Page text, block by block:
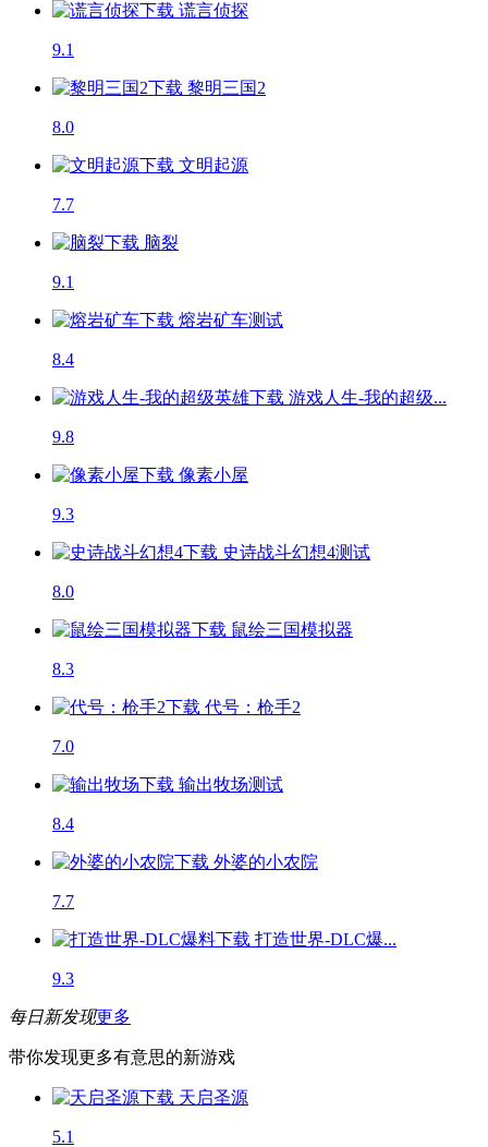
谎言侦探
9.1
黎明三国2
8.0
文明起源
7.7
脑裂
9.1
熔岩矿车测试
8.4
游戏人生-我的超级...
9.8
像素小屋
9.3
史诗战斗幻想4测试
8.0
鼠绘三国模拟器
8.3
代号：枪手2
7.0
输出牧场测试
8.4
外婆的小农院
7.7
打造世界-DLC爆...
9.3
每日新发现更多
带你发现更多有意思的新游戏
天启圣源
5.1